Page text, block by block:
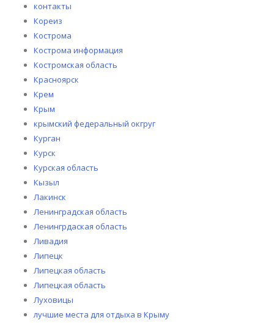
контакты
Кореиз
Кострома
Кострома информация
Костромская область
Красноярск
Крем
Крым
крымский федеральный окгруг
Курган
Курск
Курская область
Кызыл
Лакинск
Ленинградская область
Ленингрдаская область
Ливадия
Липецк
Липецкая область
Липецкая область
Луховицы
лучшие места для отдыха в Крыму